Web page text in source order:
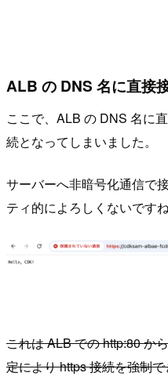
ALB の DNS 名に直接
ここで、ALB の DNS 名に
続となってしまいました。
サーバーへ非暗号化通信で
ティ的によろしくないですね
これは ALB での http:80 か
定により https 接続を強制